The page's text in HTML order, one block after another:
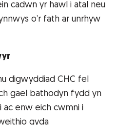
cadwn yr hawl i atal neu
o’r fath ar unrhyw
digwyddiad CHC fel
gael bathodyn fydd yn
ac enw eich cwmni i
gyda